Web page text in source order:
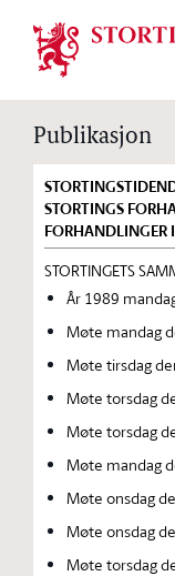
Publikasjon
STORTINGS
FORHANDLINGER
STORTINGETS
År 1989
Møte mandag
Møte tirsdag
Møte torsdag
Møte torsdag
Møte mandag
Møte onsdag
Møte onsdag
Møte torsdag